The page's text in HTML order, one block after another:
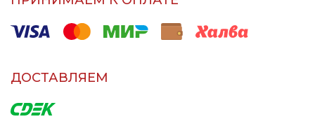
ДОСТАВЛЯЕМ